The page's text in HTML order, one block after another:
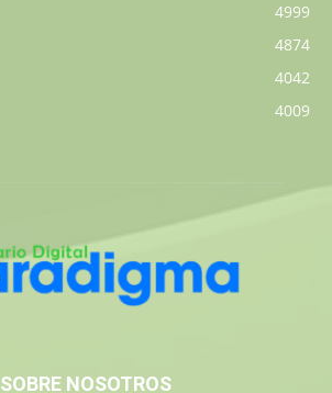
4999
4874
4042
4009
SOBRE NOSOTROS